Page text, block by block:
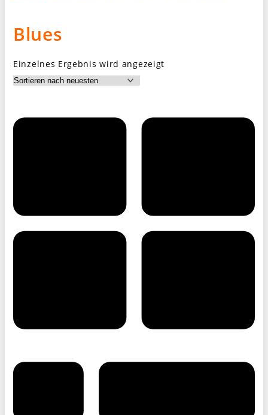
Blues
Einzelnes Ergebnis wird angezeigt